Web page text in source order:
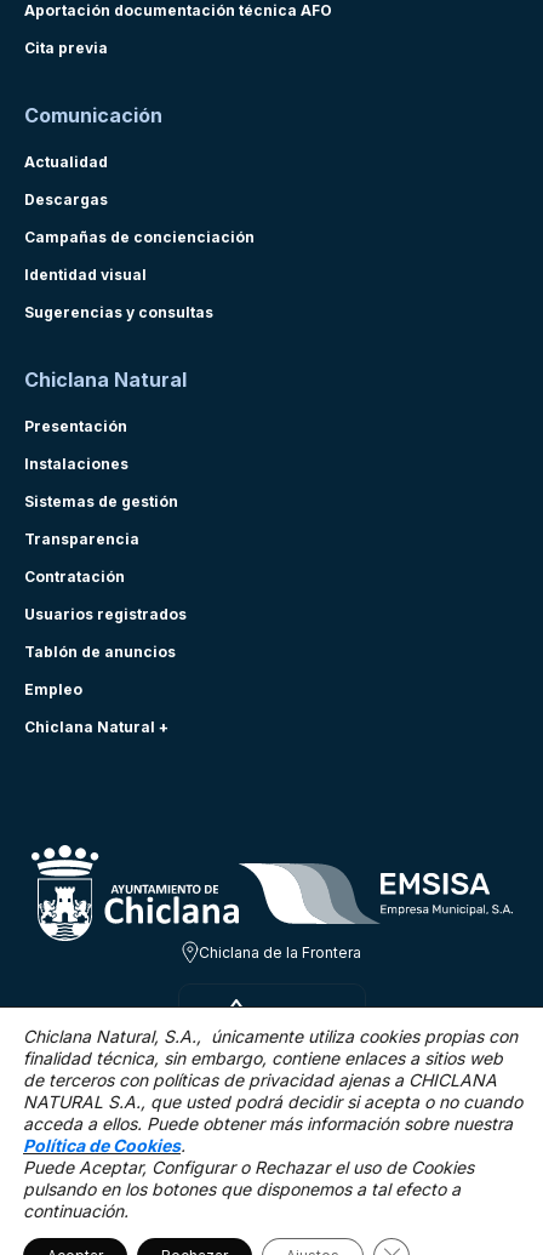
Aportación documentación técnica AFO
Cita previa
Comunicación
Actualidad
Descargas
Campañas de concienciación
Identidad visual
Sugerencias y consultas
Chiclana Natural
Presentación
Instalaciones
Sistemas de gestión
Transparencia
Contratación
Usuarios registrados
Tablón de anuncios
Empleo
Chiclana Natural +
Chiclana de la Frontera
VIE 7 AGO
30ºC
8 Km/h 0 %
Mapa Web
Política de cookies
Chiclana Natural, S.A., únicamente utiliza cookies propias con
finalidad técnica, sin embargo, contiene enlaces a sitios web
de terceros con políticas de privacidad ajenas a CHICLANA
NATURAL S.A., que usted podrá decidir si acepta o no cuando
acceda a ellos. Puede obtener más información sobre nuestra
Política de Cookies.
Puede Aceptar, Configurar o Rechazar el uso de Cookies
pulsando en los botones que disponemos a tal efecto a
continuación.